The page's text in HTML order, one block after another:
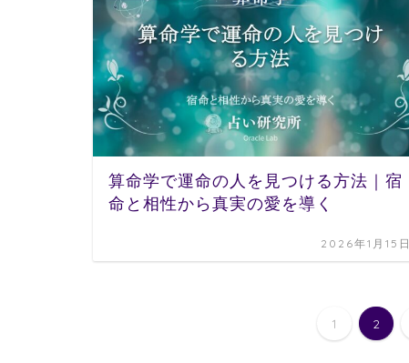
算命学で運命の人を見つける方法｜宿
命と相性から真実の愛を導く
2026年1月15日
1 2